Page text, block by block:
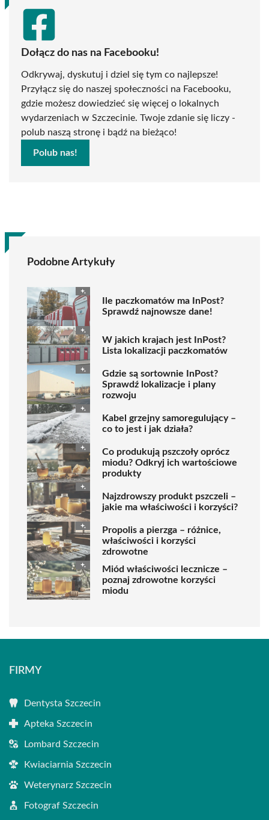
Dołącz do nas na Facebooku!
Odkrywaj, dyskutuj i dziel się tym co najlepsze!
Przyłącz się do naszej społeczności na Facebooku,
gdzie możesz dowiedzieć się więcej o lokalnych
wydarzeniach w Szczecinie. Twoje zdanie się liczy -
polub naszą stronę i bądź na bieżąco!
Polub nas!
Podobne Artykuły
Ile paczkomatów ma InPost?
Sprawdź najnowsze dane!
W jakich krajach jest InPost?
Lista lokalizacji paczkomatów
Gdzie są sortownie InPost?
Sprawdź lokalizacje i plany
rozwoju
Kabel grzejny samoregulujący –
co to jest i jak działa?
Co produkują pszczoły oprócz
miodu? Odkryj ich wartościowe
produkty
Najzdrowszy produkt pszczeli –
jakie ma właściwości i korzyści?
Propolis a pierzga – różnice,
właściwości i korzyści
zdrowotne
Miód właściwości lecznicze –
poznaj zdrowotne korzyści
miodu
FIRMY
Dentysta Szczecin
Apteka Szczecin
Lombard Szczecin
Kwiaciarnia Szczecin
Weterynarz Szczecin
Fotograf Szczecin